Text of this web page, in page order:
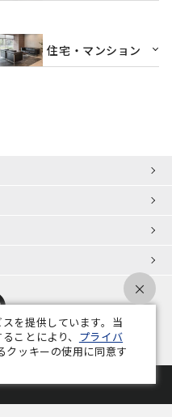
住宅・マンション
会社概要 業務用家具コラム
を提供しています。当
ことにより、 プライバ
クッキーの使用に同意す
×